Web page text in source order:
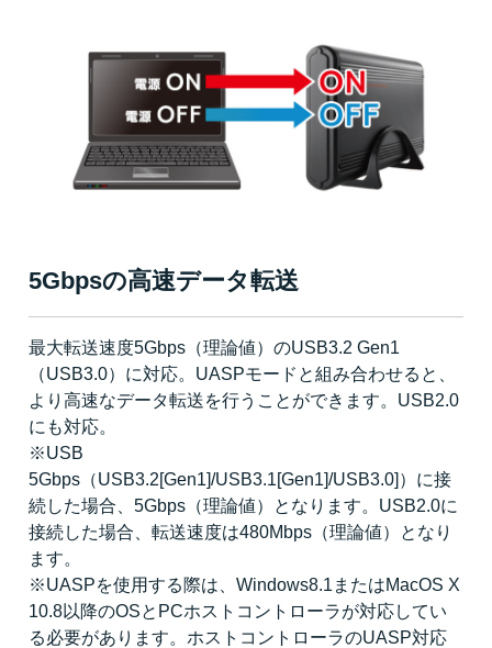
5Gbpsの高速データ転送
最大転送速度5Gbps（理論値）のUSB3.2 Gen1
（USB3.0）に対応。UASPモードと組み合わせると、
より高速なデータ転送を行うことができます。USB2.0
にも対応。
※USB
5Gbps（USB3.2[Gen1]/USB3.1[Gen1]/USB3.0]）に接
続した場合、5Gbps（理論値）となります。USB2.0に
接続した場合、転送速度は480Mbps（理論値）となり
ます。
※UASPを使用する際は、Windows8.1またはMacOS X
10.8以降のOSとPCホストコントローラが対応してい
る必要があります。ホストコントローラのUASP対応